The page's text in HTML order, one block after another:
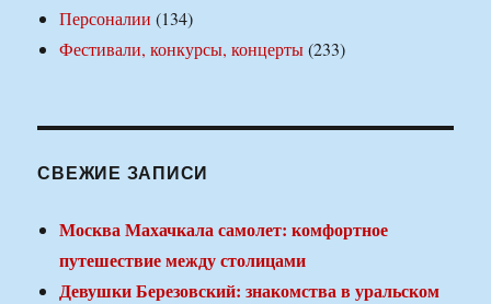
Персоналии (134)
Фестивали, конкурсы, концерты(233)
СВЕЖИЕ ЗАПИСИ
Москва Махачкала самолет: комфортное
путешествие между столицами
Девушки Березовский: знакомства в уральском